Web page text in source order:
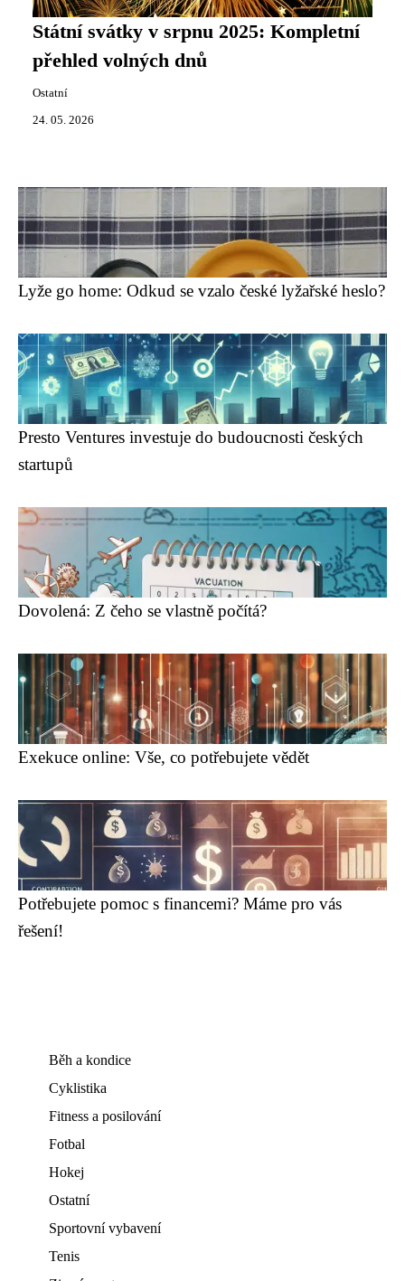
Státní svátky v srpnu 2025: Kompletní
přehled volných dnů
Ostatní
24. 05. 2026
Lyže go home: Odkud se vzalo české lyžařské heslo?
Presto Ventures investuje do budoucnosti českých
startupů
Dovolená: Z čeho se vlastně počítá?
Exekuce online: Vše, co potřebujete vědět
Potřebujete pomoc s financemi? Máme pro vás
řešení!
Běh a kondice
Cyklistika
Fitness a posilování
Fotbal
Hokej
Ostatní
Sportovní vybavení
Tenis